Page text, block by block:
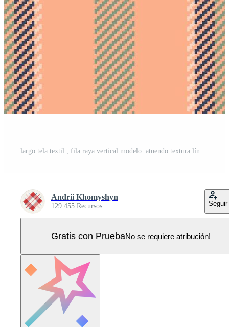
largo tela textil , fila raya vertical modelo. atuendo textura líneas sin costura antecedentes en naranja y pastel colores. Vector Pro
Andrii Khomyshyn
129.455 Recursos Seguir
Gratis con PruebaNo se requiere atribución!